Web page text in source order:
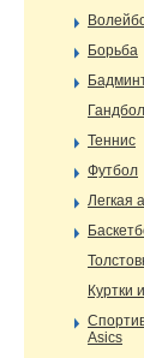
Борьба
Гандбол
Теннис
Футбол
Легкая
Куртки
Asics